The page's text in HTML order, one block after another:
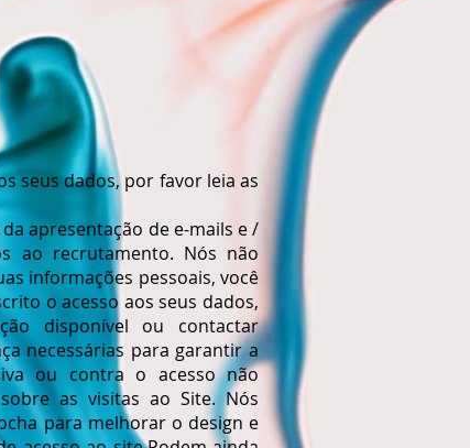
seus dados, por favor leia as
apresentação de e-mails e /
ao recrutamento. Nós não
informações pessoais, você
o acesso aos seus dados,
disponível ou contactar
necessárias para garantir a
ou contra o acesso não
as visitas ao Site. Nós
para melhorar o design e